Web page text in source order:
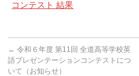
コンテスト 結果
← 令和６年度 第11回 全道高等学校英
語プレゼンテーションコンテストにつ
いて（お知らせ）